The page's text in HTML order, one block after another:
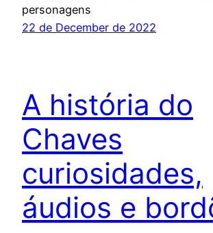
personagens
22 de December de 2022
A história do
Chaves
curiosidades,
áudios e